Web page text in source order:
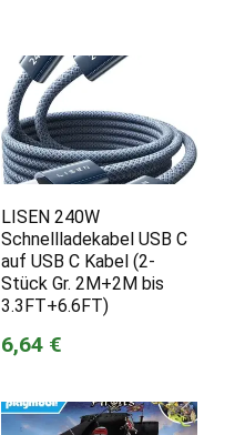
LISEN 240W
Schnellladekabel USB C
auf USB C Kabel (2-
Stück Gr. 2M+2M bis
3.3FT+6.6FT)
6,64 €